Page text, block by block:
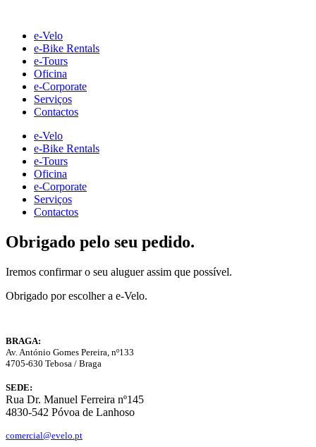
contente-Velo
e-Bike Rentals
e-Tours
Oficina
e-Corporate
Serviços
Contactos
e-Velo
e-Bike Rentals
e-Tours
Oficina
e-Corporate
Serviços
Contactos
Obrigado pelo seu pedido.
Iremos confirmar o seu aluguer assim que possível.
Obrigado por escolher a e-Velo.
BRAGA:
Av. António Gomes Pereira, nº133
4705-630 Tebosa / Braga
SEDE:
Rua Dr. Manuel Ferreira nº145
4830-542 Póvoa de Lanhoso
comercial@evelo.pt